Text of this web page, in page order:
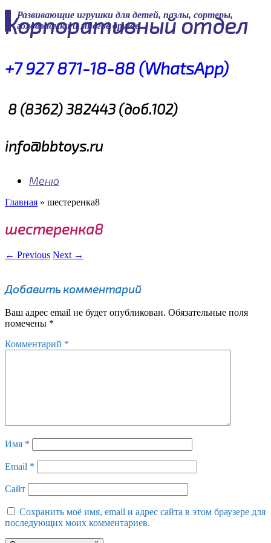
Skip
to
content
Развивающие игрушки для детей, пазлы, сортеры,
головоломки и многое другое
Корпоративный отдел
+7 927 871-18-88 (WhatsApp)
8 (8362) 382443 (доб.102)
info@bbtoys.ru
Меню
Главная » шестеренка8
шестеренка8
← Previous Next →
Добавить комментарий
Ваш адрес email не будет опубликован. Обязательные поля
помечены *
Комментарий *
Имя *
Email *
Сайт
Сохранить моё имя, email и адрес сайта в этом браузере для
последующих моих комментариев.